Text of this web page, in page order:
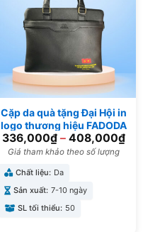
Cặp da quà tặng Đại Hội in
logo thương hiệu FADODA
CD-07
336,000₫ –408,000₫
Giá tham khảo theo số lượng
Chất liệu: Da
Sản xuất: 7-10 ngày
SL tối thiểu: 50